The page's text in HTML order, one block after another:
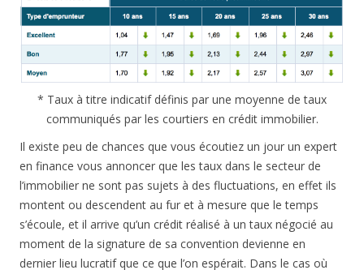
* Taux à titre indicatif définis par une moyenne de taux
communiqués par les courtiers en crédit immobilier.
Il existe peu de chances que vous écoutiez un jour un expert
en finance vous annoncer que les taux dans le secteur de
l’immobilier ne sont pas sujets à des fluctuations, en effet ils
montent ou descendent au fur et à mesure que le temps
s’écoule, et il arrive qu’un crédit réalisé à un taux négocié au
moment de la signature de sa convention devienne en
dernier lieu lucratif que ce que l’on espérait. Dans le cas où